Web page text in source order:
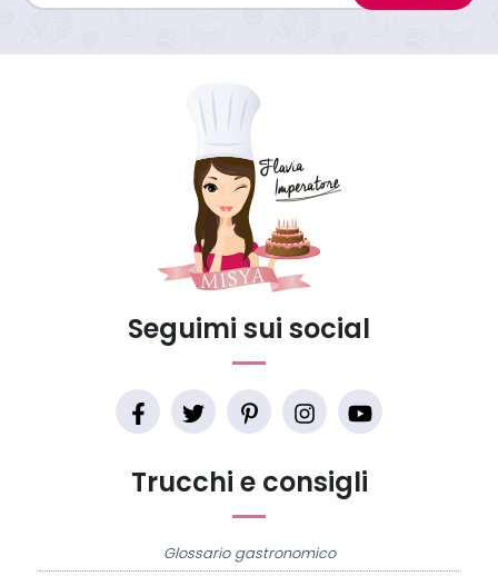
Trucchi e consigli
Glossario gastronomico
Seguimi sui social